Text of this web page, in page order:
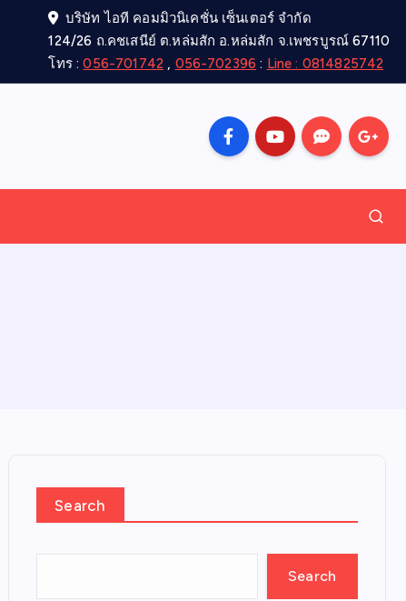
บริษัท ไอที คอมมิวนิเคชั่น เซ็นเตอร์ จำกัด
124/26 ถ.คชเสนีย์ ต.หล่มสัก อ.หล่มสัก จ.เพชรบูรณ์ 67110
โทร :056-701742 , 056-702396 : Line : 0814825742
Search
Search